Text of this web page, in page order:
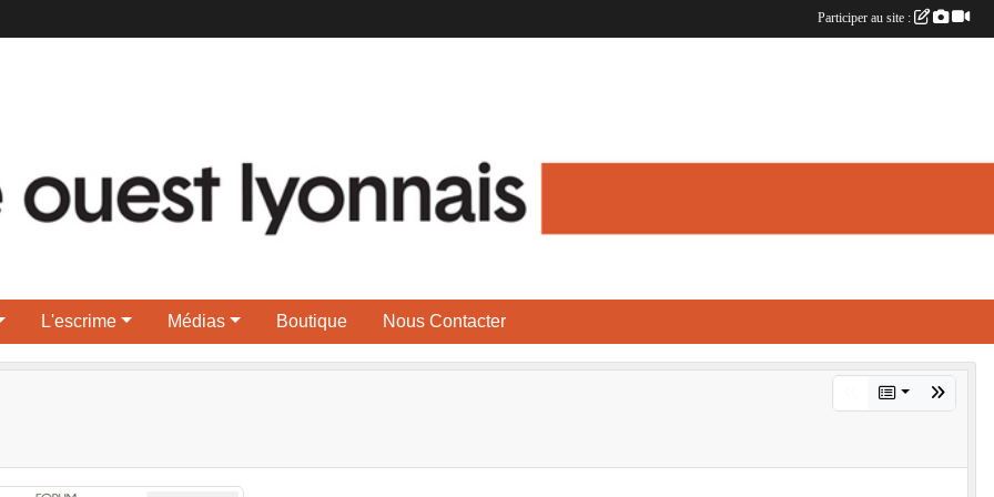
L'escrime Médias Boutique Nous Contacter
Participer au site :